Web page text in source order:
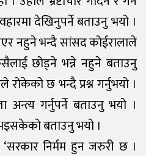
देखिनुपर्ने बताउनु भयो ।
नहुने भन्दै सांसद कोईरालाले
छोड्ने भन्ने नहुने बताउनु
छ भन्दै प्रश्न गर्नुभयो ।
अन्त्य गर्नुपर्ने बताउनु भयो ।
बताउनु भयो ।
निर्मम हुन जरुरी छ ।